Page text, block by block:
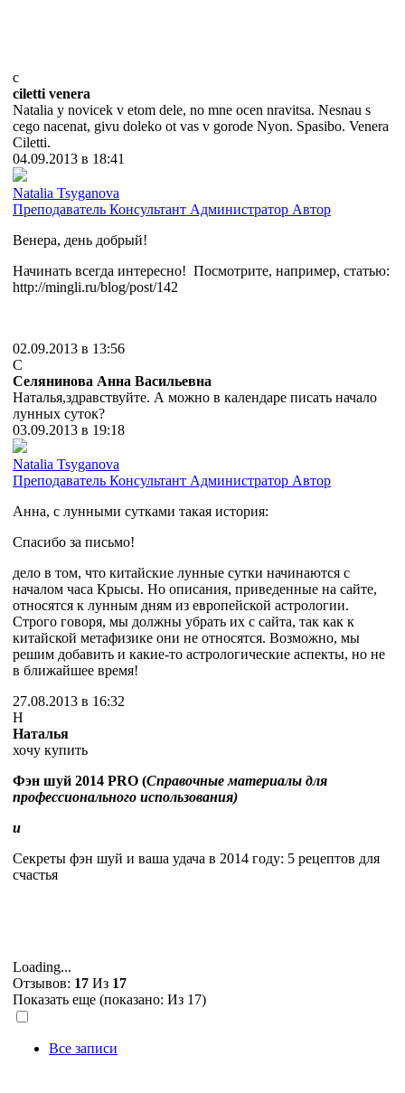
c
ciletti venera
Natalia y novicek v etom dele, no mne ocen nravitsa. Nesnau s
cego nacenat, givu doleko ot vas v gorode Nyon. Spasibo. Venera
Ciletti.
04.09.2013 в 18:41
Natalia Tsyganova
Преподаватель Консультант Администратор Автор
Венера, день добрый!
Начинать всегда интересно! Посмотрите, например, статью:
http://mingli.ru/blog/post/142
02.09.2013 в 13:56
С
Селянинова Анна Васильевна
Наталья,здравствуйте. А можно в календаре писать начало
лунных суток?
03.09.2013 в 19:18
Natalia Tsyganova
Преподаватель Консультант Администратор Автор
Анна, с лунными сутками такая история:
Спасибо за письмо!
дело в том, что китайские лунные сутки начинаются с
началом часа Крысы. Но описания, приведенные на сайте,
относятся к лунным дням из европейской астрологии.
Строго говоря, мы должны убрать их с сайта, так как к
китайской метафизике они не относятся. Возможно, мы
решим добавить и какие-то астрологические аспекты, но не
в ближайшее время!
27.08.2013 в 16:32
Н
Наталья
хочу купить
Фэн шуй 2014 PRO (Справочные материалы для
профессионального использования)
и
Секреты фэн шуй и ваша удача в 2014 году: 5 рецептов для
счастья
Loading...
Отзывов: 17 Из 17
Показать еще (показано: Из 17)
Все записи